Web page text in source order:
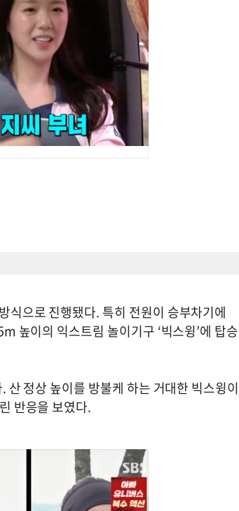
식으로 진행됐다. 특히 전원이 승부차기에
높이의 익스트림 놀이기구 ‘빅스윙’에 탑승
정상 높이를 방불케 하는 거대한 빅스윙이
반응을 보였다.